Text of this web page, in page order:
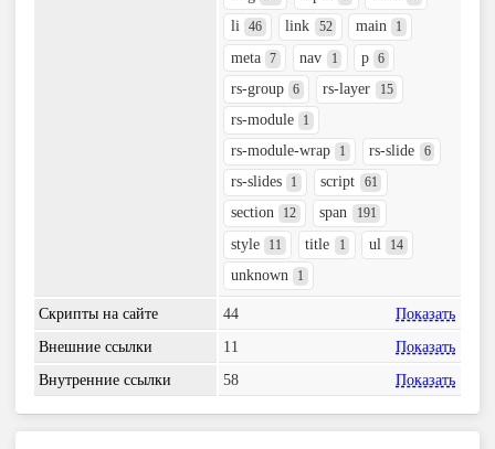
li 46 link 52 main 1
meta 7 nav 1 p 6
rs-group 6 rs-layer 15
rs-module 1
rs-module-wrap 1 rs-slide 6
rs-slides 1 script 61
section 12 span 191
style 11 title 1 ul 14
unknown 1
Скрипты на сайте 44
Показать
Внешние ссылки
11
Показать
Внутренние ссылки
58 Показать